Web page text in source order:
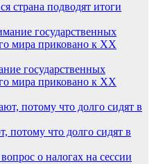
страна подводят итоги
государственных
мира приковано к XX
что долго сидят в